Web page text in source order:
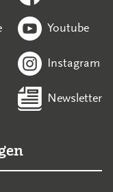
Youtube
Instagram
Newsletter